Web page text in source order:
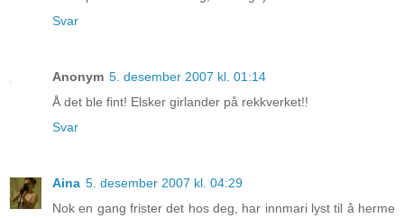
Svar
Anonym 5. desember 2007 kl. 01:14
Å det ble fint! Elsker girlander på rekkverket!!
Svar
Aina 5. desember 2007 kl. 04:29
Nok en gang frister det hos deg, har innmari lyst til å herme